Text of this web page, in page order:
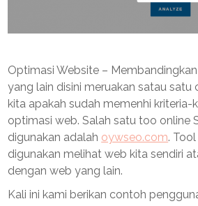
Optimasi Website –
yang lain disini meruakan satau
kita apakah sudah memenhi kriteria-
optimasi web. Salah satu too online
digunakan adalah oywseo.com.
digunakan melihat web kita sendiri
dengan web yang lain.
Kali ini kami berikan contoh